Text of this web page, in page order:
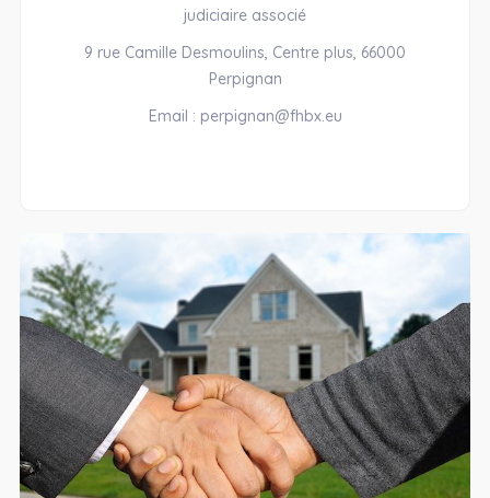
judiciaire associé
9 rue Camille Desmoulins, Centre plus, 66000
Perpignan
Email : perpignan@fhbx.eu